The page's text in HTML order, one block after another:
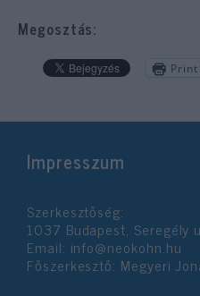
Megosztás:
Print
Impresszum
Szerkesztőség:
1037 Budapest, Seregély
Email: info@neokohn.hu
Főszerkesztő: Megyeri